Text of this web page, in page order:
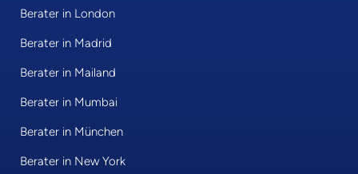
Berater in London
Berater in Madrid
Berater in Mailand
Berater in Mumbai
Berater in München
Berater in New York